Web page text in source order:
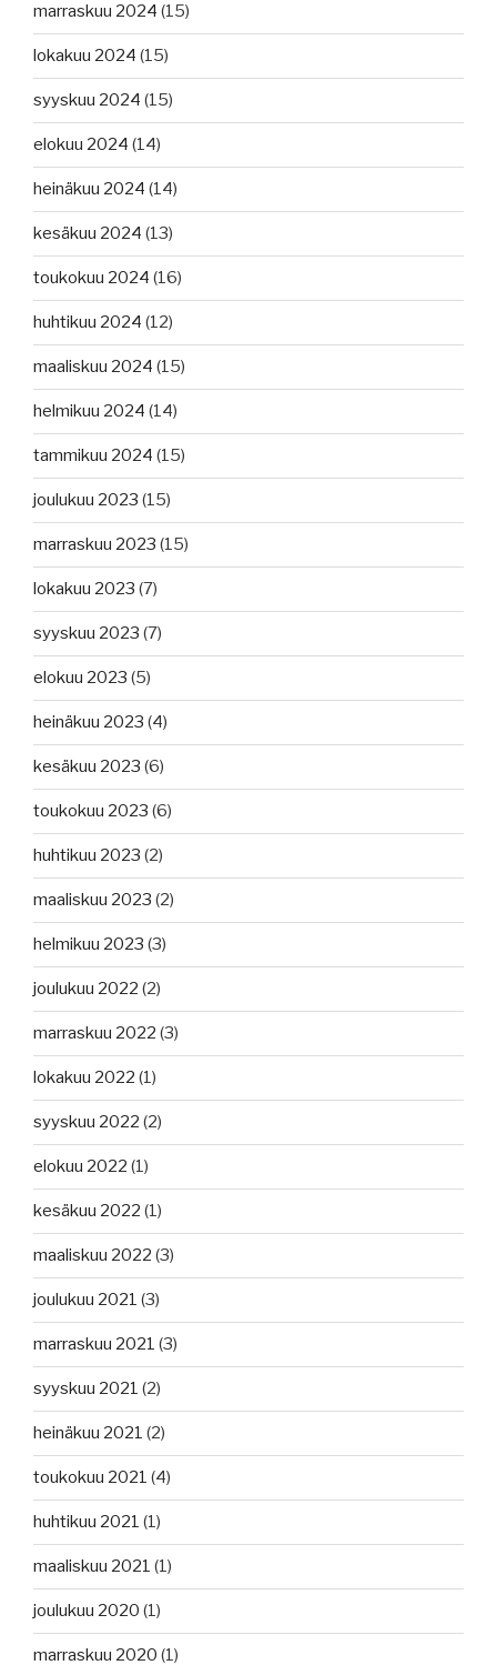
marraskuu 2024 (15)
lokakuu 2024 (15)
syyskuu 2024 (15)
elokuu 2024 (14)
heinäkuu 2024 (14)
kesäkuu 2024 (13)
toukokuu 2024 (16)
huhtikuu 2024 (12)
maaliskuu 2024 (15)
helmikuu 2024 (14)
tammikuu 2024 (15)
joulukuu 2023 (15)
marraskuu 2023 (15)
lokakuu 2023 (7)
syyskuu 2023 (7)
elokuu 2023 (5)
heinäkuu 2023 (4)
kesäkuu 2023 (6)
toukokuu 2023 (6)
huhtikuu 2023 (2)
maaliskuu 2023 (2)
helmikuu 2023 (3)
joulukuu 2022 (2)
marraskuu 2022 (3)
lokakuu 2022 (1)
syyskuu 2022 (2)
elokuu 2022 (1)
kesäkuu 2022 (1)
maaliskuu 2022 (3)
joulukuu 2021 (3)
marraskuu 2021 (3)
syyskuu 2021 (2)
heinäkuu 2021 (2)
toukokuu 2021 (4)
huhtikuu 2021 (1)
maaliskuu 2021 (1)
joulukuu 2020 (1)
marraskuu 2020 (1)